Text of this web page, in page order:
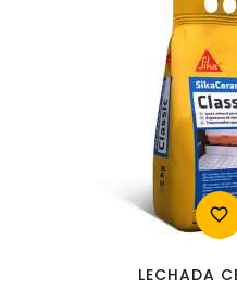
favorite_border
LECHADA